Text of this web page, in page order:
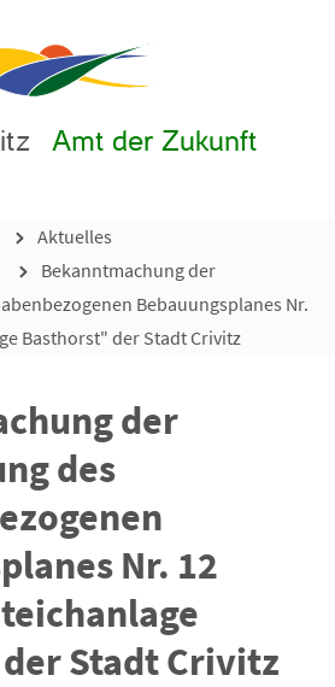
Amt der Zukunft
Aktuelles
Bekanntmachung der
Bebauungsplanes Nr.
Basthorst" der Stadt Crivitz
der
des
Nr. 12
Stadt Crivitz